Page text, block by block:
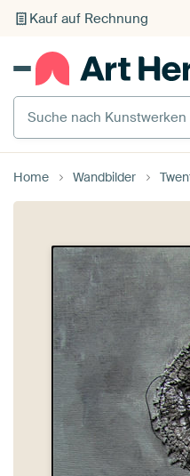
Individueller Druck auf
Suche nach Kunstwerken
Home Wandbilder